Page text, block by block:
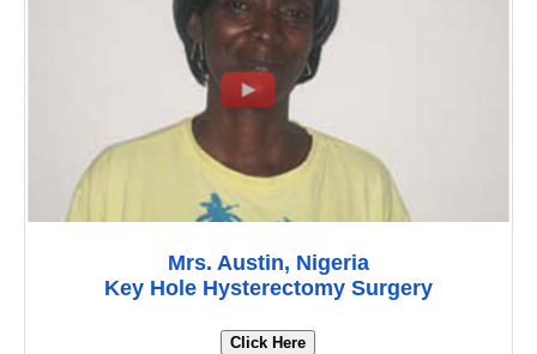
Mrs. Austin, Nigeria
Key Hole Hysterectomy Surgery
Click Here